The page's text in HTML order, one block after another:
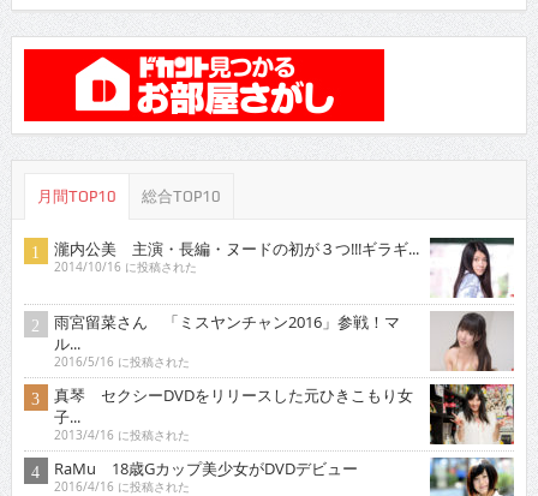
月間TOP10 総合TOP10
瀧内公美 主演・長編・ヌードの初が３つ!!!ギラギ...
2014/10/16 に投稿された
雨宮留菜さん 「ミスヤンチャン2016」参戦！マ
ル...
2016/5/16 に投稿された
真琴 セクシーDVDをリリースした元ひきこもり女
子...
2013/4/16 に投稿された
RaMu 18歳Gカップ美少女がDVDデビュー
2016/4/16 に投稿された